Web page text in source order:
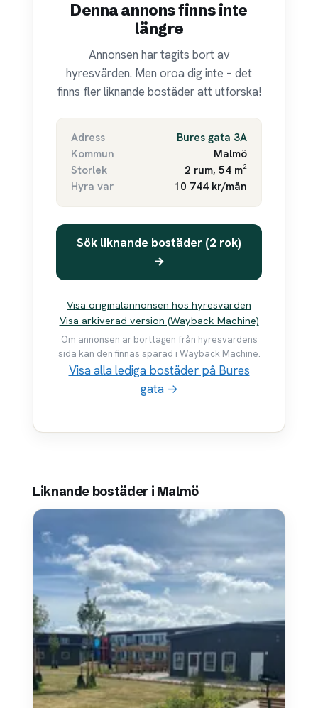
Denna annons finns inte
längre
Annonsen har tagits bort av
hyresvärden. Men oroa dig inte – det
finns fler liknande bostäder att utforska!
Adress
Bures gata 3A
Kommun
Malmö
Storlek
2 rum, 54 m²
Hyra var
10 744 kr/mån
Sök liknande bostäder (2 rok)
→
Visa originalannonsen hos hyresvärden
Visa arkiverad version (Wayback Machine)
Om annonsen är borttagen från hyresvärdens
sida kan den finnas sparad i Wayback Machine.
Visa alla lediga bostäder på Bures
gata →
Liknande bostäder i Malmö